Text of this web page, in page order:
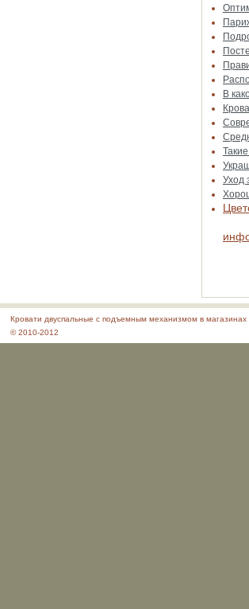
В
Уход
Кровати двуспальные с подъемным механизмом в
© 2010-2012